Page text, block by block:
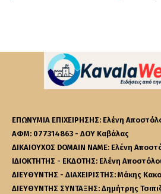
ΕΠΩΝΥΜΙΑ ΕΠΙΧΕΙΡΗΣΗΣ: Ελένη
ΑΦΜ: 077314863 - ΔΟΥ Καβάλας
ΔΙΚΑΙΟΥΧΟΣ DOMAIN NAME: Ελένη
ΙΔΙΟΚΤΗΤΗΣ - ΕΚΔΟΤΗΣ: Ελένη
ΔΙΕΥΘΥΝΤΗΣ - ΔΙΑΧΕΙΡΙΣΤΗΣ: Μάκης
ΔΙΕΥΘΥΝΤΗΣ ΣΥΝΤΑΞΗΣ: Δημήτρης